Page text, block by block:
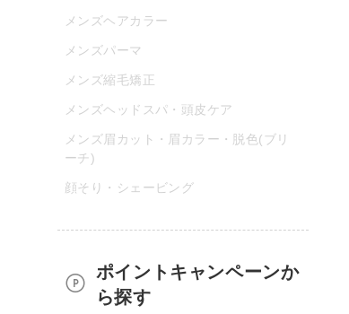
メンズヘアカラー
メンズパーマ
メンズ縮毛矯正
メンズヘッドスパ・頭皮ケア
メンズ眉カット・眉カラー・脱色(ブリ
ーチ)
顔そり・シェービング
ポイントキャンペーンか
ら探す